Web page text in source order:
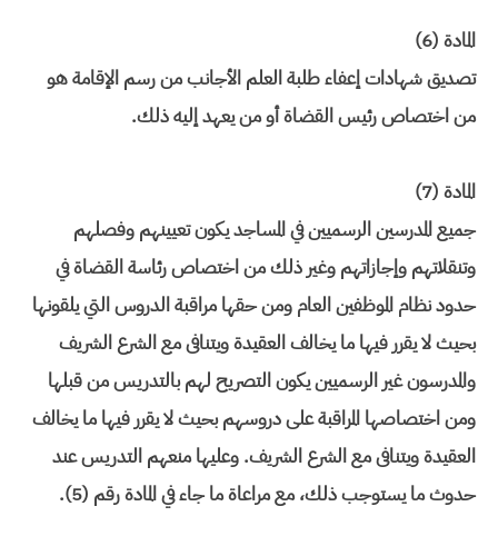
المادة (6)
تصديق شهادات إعفاء طلبة العلم الأجانب من رسم الإقامة هو
من اختصاص رئيس القضاة أو من يعهد إليه ذلك.
المادة (7)
جميع المدرسين الرسميين في المساجد يكون تعيينهم وفصلهم
وتنقلاتهم وإجازاتهم وغير ذلك من اختصاص رئاسة القضاة في
حدود نظام الموظفين العام ومن حقها مراقبة الدروس التي يلقونها
بحيث لا يقرر فيها ما يخالف العقيدة ويتنافى مع الشرع الشريف
والمدرسون غير الرسميين يكون التصريح لهم بالتدريس من قبلها
ومن اختصاصها المراقبة على دروسهم بحيث لا يقرر فيها ما يخالف
العقيدة ويتنافى مع الشرع الشريف. وعليها منعهم التدريس عند
حدوث ما يستوجب ذلك، مع مراعاة ما جاء في المادة رقم (5).